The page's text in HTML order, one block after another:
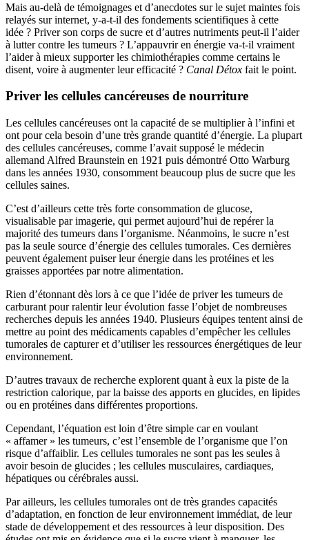
Mais au-delà de témoignages et d’anecdotes sur le sujet maintes fois
relayés sur internet, y-a-t-il des fondements scientifiques à cette
idée ? Priver son corps de sucre et d’autres nutriments peut-il l’aider
à lutter contre les tumeurs ? L’appauvrir en énergie va-t-il vraiment
l’aider à mieux supporter les chimiothérapies comme certains le
disent, voire à augmenter leur efficacité ? Canal Détox fait le point.
Priver les cellules cancéreuses de nourriture
Les cellules cancéreuses ont la capacité de se multiplier à l’infini et
ont pour cela besoin d’une très grande quantité d’énergie. La plupart
des cellules cancéreuses, comme l’avait supposé le médecin
allemand Alfred Braunstein en 1921 puis démontré Otto Warburg
dans les années 1930, consomment beaucoup plus de sucre que les
cellules saines.
C’est d’ailleurs cette très forte consommation de glucose,
visualisable par imagerie, qui permet aujourd’hui de repérer la
majorité des tumeurs dans l’organisme. Néanmoins, le sucre n’est
pas la seule source d’énergie des cellules tumorales. Ces dernières
peuvent également puiser leur énergie dans les protéines et les
graisses apportées par notre alimentation.
Rien d’étonnant dès lors à ce que l’idée de priver les tumeurs de
carburant pour ralentir leur évolution fasse l’objet de nombreuses
recherches depuis les années 1940. Plusieurs équipes tentent ainsi de
mettre au point des médicaments capables d’empêcher les cellules
tumorales de capturer et d’utiliser les ressources énergétiques de leur
environnement.
D’autres travaux de recherche explorent quant à eux la piste de la
restriction calorique, par la baisse des apports en glucides, en lipides
ou en protéines dans différentes proportions.
Cependant, l’équation est loin d’être simple car en voulant
« affamer » les tumeurs, c’est l’ensemble de l’organisme que l’on
risque d’affaiblir. Les cellules tumorales ne sont pas les seules à
avoir besoin de glucides ; les cellules musculaires, cardiaques,
hépatiques ou cérébrales aussi.
Par ailleurs, les cellules tumorales ont de très grandes capacités
d’adaptation, en fonction de leur environnement immédiat, de leur
stade de développement et des ressources à leur disposition. Des